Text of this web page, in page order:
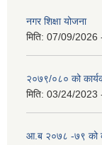
नगर शिक्षा योजना
मिति: 07/09/2026
२०७९/०८० को
मिति: 03/24/2023
आ.ब २०७८ -७९ को